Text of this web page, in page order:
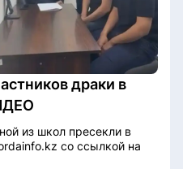
драки в
из школ пресекли в
со ссылкой на